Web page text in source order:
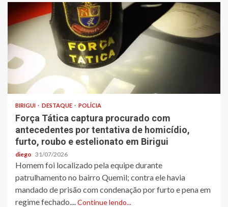
BIRIGUI DESTAQUE POLÍCIA
Força Tática captura procurado com
antecedentes por tentativa de homicídio,
furto, roubo e estelionato em Birigui
diego 31/07/2026
Homem foi localizado pela equipe durante
patrulhamento no bairro Quemil; contra ele havia
mandado de prisão com condenação por furto e pena em
regime fechado....Continue lendo...